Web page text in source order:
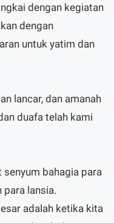
dengan kegiatan
dengan
untuk yatim dan
lancar, dan amanah
duafa telah kami
bahagia para
para lansia.
adalah ketika kita